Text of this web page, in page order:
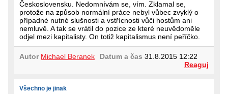
Československu. Nedomnívám se, vím. Zklamal se,
protože na způsob normální práce nebyl vůbec zvyklý o
případné nutné slušnosti a vstřícnosti vůči hostům ani
nemluvě. A tak se vrátil do pozice ze které neuvědoměle
odjel mezi kapitalisty. On totiž kapitalismus není peříčko.
Autor Michael Beranek Datum a čas 31.8.2015 12:22
Reaguj
Všechno je jinak